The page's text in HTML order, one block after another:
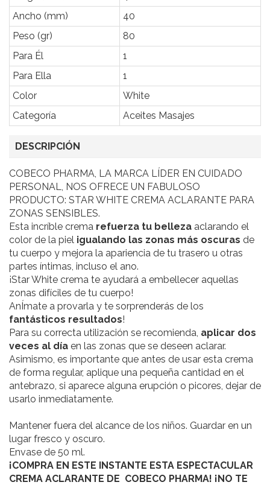
Ancho (mm)
40
Peso (gr)
80
Para Él
1
Para Ella
1
Color
White
Categoría
Aceites Masajes
DESCRIPCIÓN
COBECO PHARMA, LA MARCA LÍDER EN CUIDADO
PERSONAL, NOS OFRECE UN FABULOSO
PRODUCTO: STAR WHITE CREMA ACLARANTE PARA
ZONAS SENSIBLES.
Esta incríble crema refuerza tu belleza aclarando el
color de la piel igualando las zonas más oscuras de
tu cuerpo y mejora la apariencia de tu trasero u otras
partes íntimas, incluso el ano.
¡Star White crema te ayudará a embellecer aquellas
zonas difíciles de tu cuerpo!
AnÍmate a provarla y te sorprenderás de los
fantásticos resultados!
Para su correcta utilización se recomienda, aplicar dos
veces al día en las zonas que se deseen aclarar.
Asimismo, es importante que antes de usar esta crema
de forma regular, aplique una pequeña cantidad en el
antebrazo, si aparece alguna erupción o picores, dejar de
usarlo inmediatamente.
Mantener fuera del alcance de los niños. Guardar en un
lugar fresco y oscuro.
Envase de 50 ml.
¡COMPRA EN ESTE INSTANTE ESTA ESPECTACULAR
CREMA ACLARANTE DE COBECO PHARMA! ¡NO TE